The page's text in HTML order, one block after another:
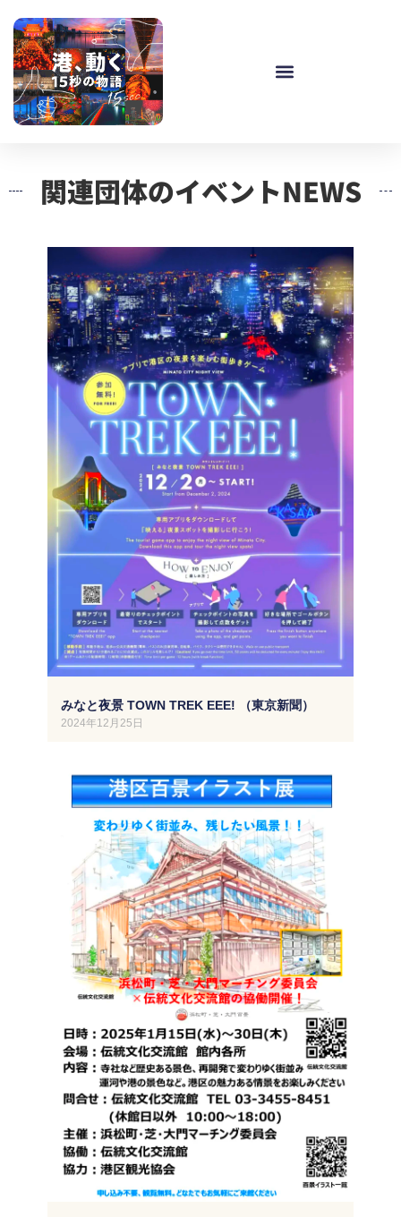
関連団体のイベントNEWS
みなと夜景 TOWN TREK EEE! （東京新聞）
2024年12月25日